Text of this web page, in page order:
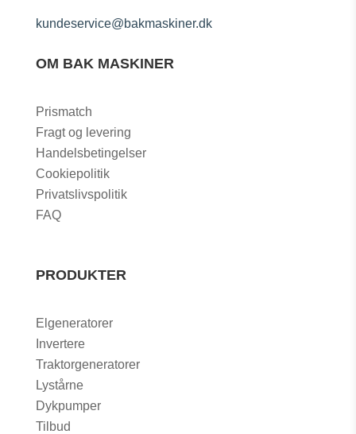
kundeservice@bakmaskiner.dk
OM BAK MASKINER
Prismatch
Fragt og levering
Handelsbetingelser
Cookiepolitik
Privatslivspolitik
FAQ
PRODUKTER
Elgeneratorer
Invertere
Traktorgeneratorer
Lystårne
Dykpumper
Tilbud